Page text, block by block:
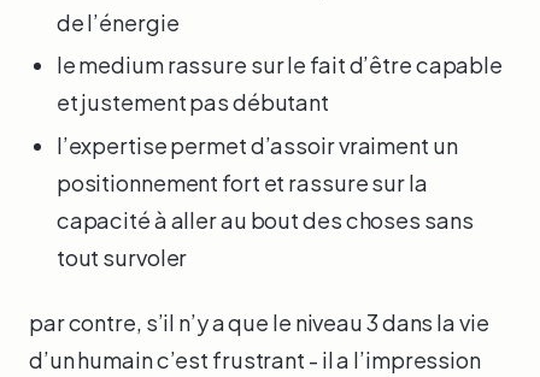
de l’énergie
le medium rassure sur le fait d’être capable
et justement pas débutant
l’expertise permet d’assoir vraiment un
positionnement fort et rassure sur la
capacité à aller au bout des choses sans
tout survoler
par contre, s’il n’y a que le niveau 3 dans la vie
d’un humain c’est frustrant - il a l’impression